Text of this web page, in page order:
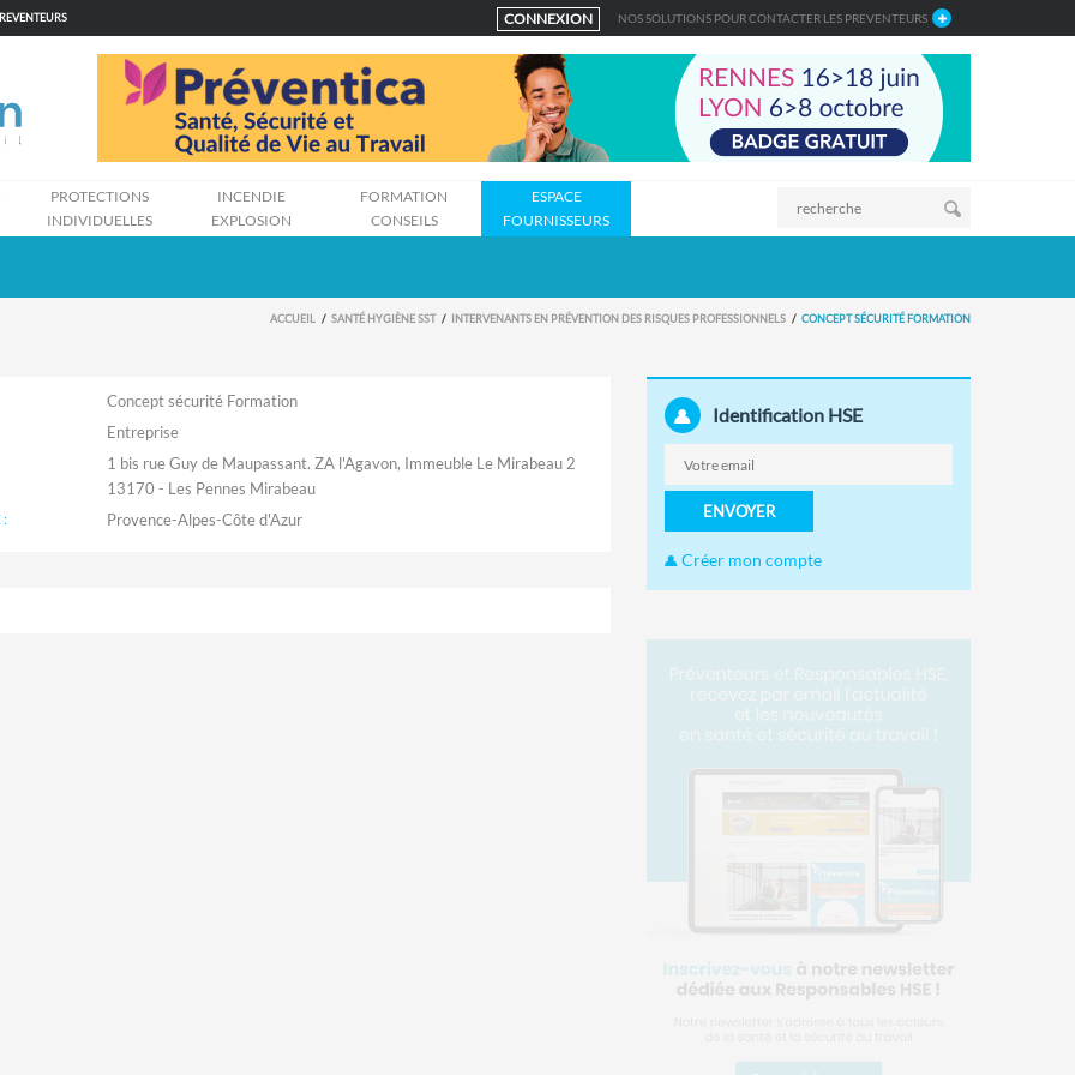
CONNEXION NOS SOLUTIONS POUR CONTACTER LES PREVENTEURS
PROTECTIONS
INDIVIDUELLES
INCENDIE
EXPLOSION
FORMATION
CONSEILS
ESPACE
FOURNISSEURS
ACCUEIL SANTÉ HYGIÈNE SST INTERVENANTS EN PRÉVENTION DES RISQUES PROFESSIONNELS CONCEPT SÉCURITÉ FORMATION
Concept sécurité Formation
Entreprise
1 bis rue Guy de Maupassant. ZA l'Agavon, Immeuble Le Mirabeau 2
13170 - Les Pennes Mirabeau
: Provence-Alpes-Côte d'Azur
Identification HSE
ENVOYER
Créer mon compte